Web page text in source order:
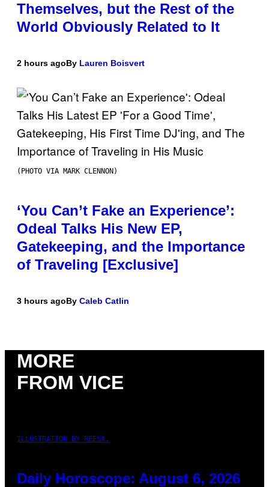
Themselves, but the Rest of the
World Obviously Related to It
2 hours agoBy Lauren Boisvert
(PHOTO VIA MARK CLENNON)
‘You Can’t Fake an Experience’:
Odeal Talks His New EP,
Gatekeeping, and the Importance
of Traveling [Exclusive]
3 hours agoBy Caleb Catlin
MORE
FROM VICE
ILLUSTRATION BY REESA.
Daily Horoscope: August 6, 2026